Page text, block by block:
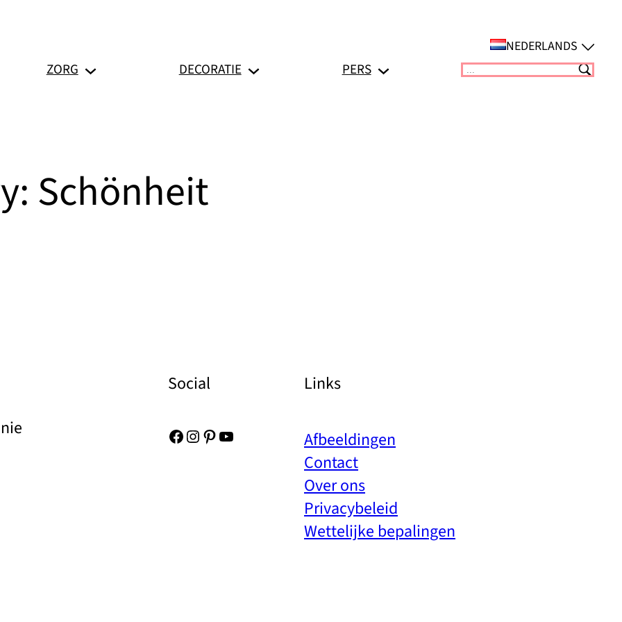
NEDERLANDS
ZORG DECORATIE PERS Suchen
Schönheit
Social
Facebook
Instagram
Pinterest
YouTube
Links
Afbeeldingen
Contact
Over ons
Privacybeleid
Wettelijke bepalingen